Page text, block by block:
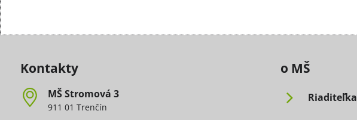
Kontakty
MŠ Stromová 3
911 01 Trenčín
o MŠ
Riaditeľka